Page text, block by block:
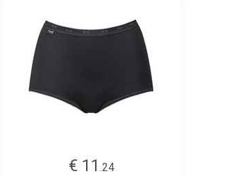
€ 11 .24